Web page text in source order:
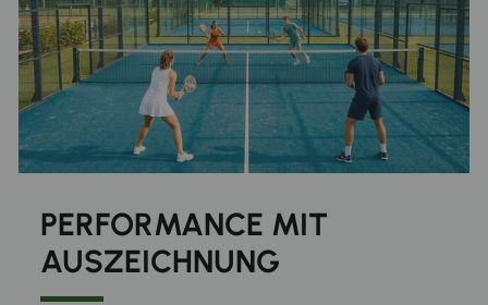
PERFORMANCE MIT
AUSZEICHNUNG